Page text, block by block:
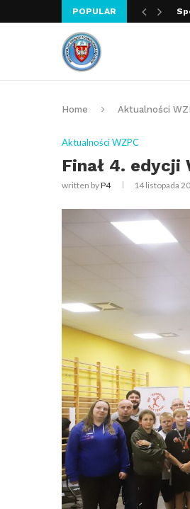
POPULAR
Home Aktualności
Aktualności WZPC
Finał 4.
written byP4 14 listopada